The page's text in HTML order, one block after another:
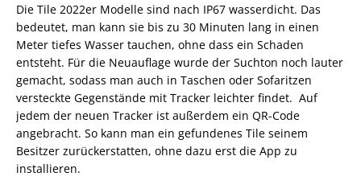
Die Tile 2022er Modelle sind nach IP67 wasserdicht. Das
bedeutet, man kann sie bis zu 30 Minuten lang in einen
Meter tiefes Wasser tauchen, ohne dass ein Schaden
entsteht. Für die Neuauflage wurde der Suchton noch lauter
gemacht, sodass man auch in Taschen oder Sofaritzen
versteckte Gegenstände mit Tracker leichter findet. Auf
jedem der neuen Tracker ist außerdem ein QR-Code
angebracht. So kann man ein gefundenes Tile seinem
Besitzer zurückerstatten, ohne dazu erst die App zu
installieren.